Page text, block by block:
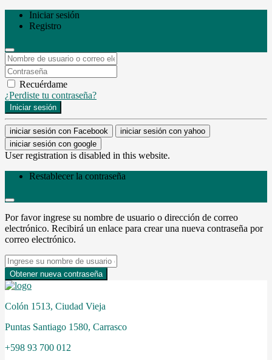
Iniciar sesión
Registro
Recuérdame
¿Perdiste tu contraseña?
Iniciar sesión
iniciar sesión con Facebook
iniciar sesión con yahoo
iniciar sesión con google
User registration is disabled in this website.
Restablecer la contraseña
Por favor ingrese su nombre de usuario o dirección de correo
electrónico. Recibirá un enlace para crear una nueva contraseña por
correo electrónico.
Obtener nueva contraseña
Colón 1513, Ciudad Vieja
Puntas Santiago 1580, Carrasco
+598 93 700 012